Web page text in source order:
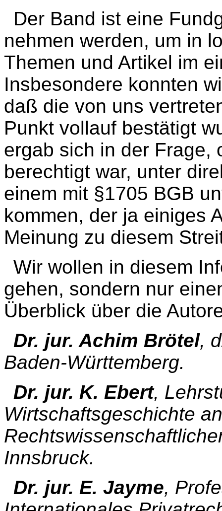
Der Band ist eine
nehmen werden, um in
Themen und Artikel im
Insbesondere konnten
daß die von uns
Punkt vollauf bestätigt
ergab sich in der Frage,
berechtigt war, unter
einem mit §1705 BGB
kommen, der ja einiges
Meinung zu diesem
Wir wollen in diesem
gehen, sondern nur
Überblick über die
Dr. jur. Achim Brötel,
Baden-Württemberg.
Dr. jur. K. Ebert,
Wirtschaftsgeschichte
Innsbruck.
Dr. jur. E. Jayme,